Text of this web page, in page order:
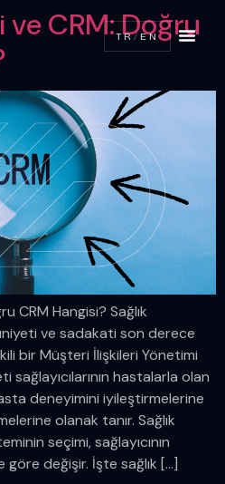
TR/ EN
ve CRM: Doğru
CRM Hangisi? Sağlık
ve sadakati son derece
bir Müşteri İlişkileri Yönetimi
sağlayıcılarının hastalarla olan
deneyimini iyileştirmelerine
olanak tanır. Sağlık
seçimi, sağlayıcının
değişir. İşte sağlık […]